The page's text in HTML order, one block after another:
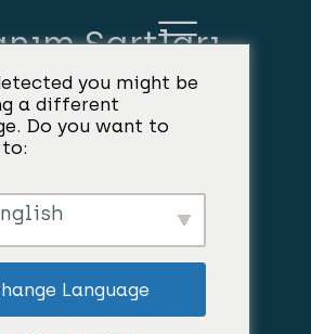
Şartları
you might be
a different
Do you want to
Language